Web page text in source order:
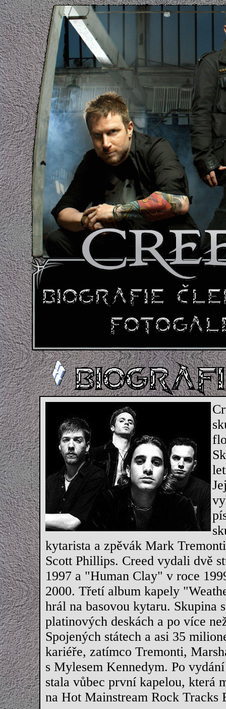
kytarista a zpěvák Mark
Scott Phillips. Creed vydali dvě
1997 a "Human Clay" v roce
2000. Třetí album kapely
hrál na basovou kytaru. Skupina
platinových deskách a po více
Spojených státech a asi 35
kariéře, zatímco Tremonti,
s Mylesem Kennedym. Po
stala vůbec první kapelou, která
na Hot Mainstream Rock Tracks